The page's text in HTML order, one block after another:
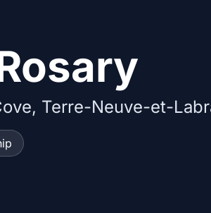
Terre-Neuve-et-